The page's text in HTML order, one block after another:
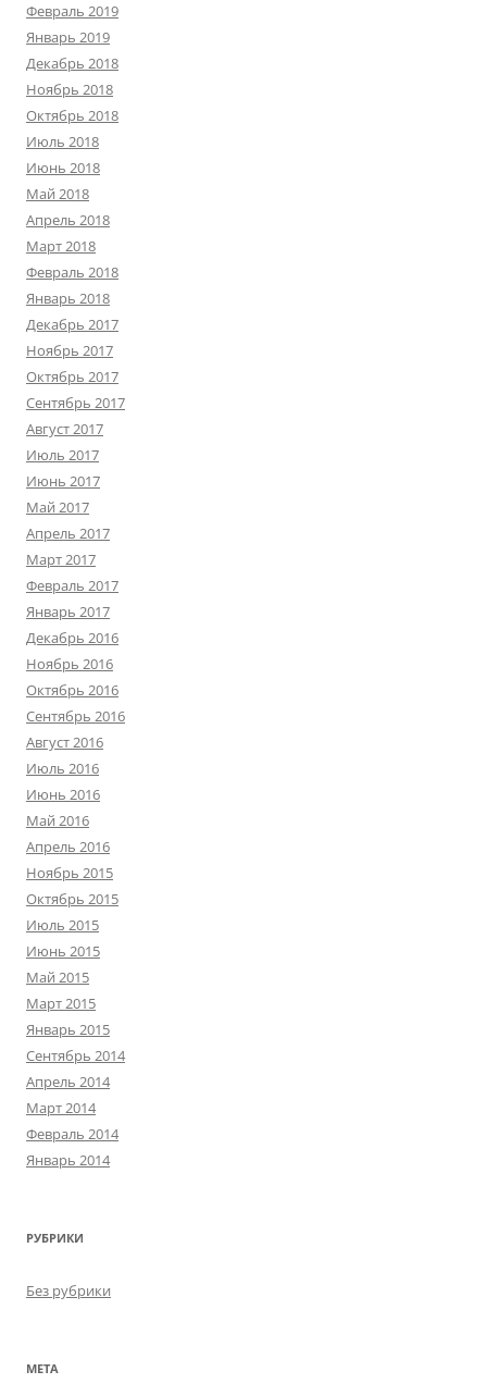
Февраль 2019
Январь 2019
Декабрь 2018
Ноябрь 2018
Октябрь 2018
Июль 2018
Июнь 2018
Май 2018
Апрель 2018
Март 2018
Февраль 2018
Январь 2018
Декабрь 2017
Ноябрь 2017
Октябрь 2017
Сентябрь 2017
Август 2017
Июль 2017
Июнь 2017
Май 2017
Апрель 2017
Март 2017
Февраль 2017
Январь 2017
Декабрь 2016
Ноябрь 2016
Октябрь 2016
Сентябрь 2016
Август 2016
Июль 2016
Июнь 2016
Май 2016
Апрель 2016
Ноябрь 2015
Октябрь 2015
Июль 2015
Июнь 2015
Май 2015
Март 2015
Январь 2015
Сентябрь 2014
Апрель 2014
Март 2014
Февраль 2014
Январь 2014
РУБРИКИ
Без рубрики
МЕТА